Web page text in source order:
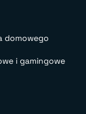
domowego
i gamingowe